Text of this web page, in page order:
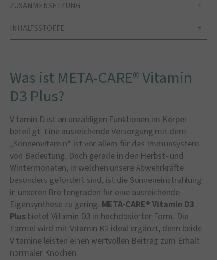
ZUSAMMENSETZUNG
INHALTSSTOFFE
Was ist META-CARE® Vitamin
D3 Plus?
Vitamin D ist an unzähligen Funktionen im Körper
beteiligt. Eine ausreichende Versorgung mit dem
„Sonnenvitamin“ ist vor allem für das Immunsystem
von Bedeutung. Doch gerade in den Herbst- und
Wintermonaten, in welchen unsere Abwehrkräfte
besonders gefordert sind, ist die Sonneneinstrahlung
in unseren Breitengraden für eine ausreichende
Eigensynthese zu gering. META-CARE® Vitamin D3
Plus bietet Vitamin D3 in hochdosierter Form. Die
Formel wird mit Vitamin K2 ideal ergänzt, denn beide
Vitamine leisten einen wertvollen Beitrag zum Erhalt
normaler Knochen.